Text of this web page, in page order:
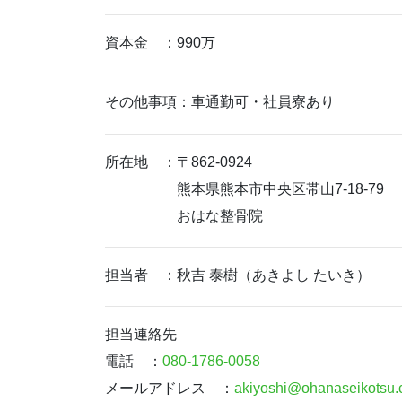
資本金 ：990万
その他事項：車通勤可・社員寮あり
所在地 ：〒862-0924
熊本県熊本市中央区帯山7-18-79
おはな整骨院
担当者 ：秋吉 泰樹（あきよし たいき）
担当連絡先
電話 ： 080-1786-0058
メールアドレス ：